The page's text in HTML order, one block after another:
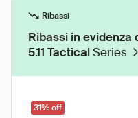
Ribassi
Ribassi in evidenza
5.11 TacticalSeries
31% off